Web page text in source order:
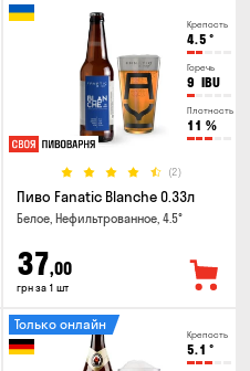
Крепость
4.5 °
Горечь
9 IBU
Плотность
11 %
(2)
Пиво Fanatic Blanche 0.33л
Белое, Нефильтрованное, 4.5°
37,00
грн за 1 шт
Крепость
5.1 °
Только онлайн